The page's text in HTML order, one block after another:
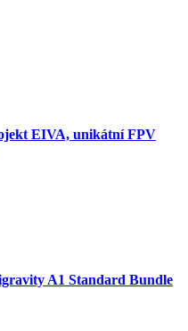
EIVA, unikátní FPV
A1 Standard Bundle